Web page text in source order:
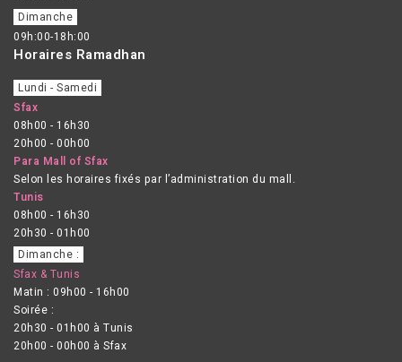
Dimanche
09h:00-18h:00
Horaires Ramadhan
Lundi - Samedi
Sfax
08h00 - 16h30
20h00 - 00h00
Para Mall of Sfax
Selon les horaires fixés par l’administration du mall.
Tunis
08h00 - 16h30
20h30 - 01h00
Dimanche :
Sfax & Tunis
Matin : 09h00 - 16h00
Soirée :
20h30 - 01h00 à Tunis
20h00 - 00h00 à Sfax